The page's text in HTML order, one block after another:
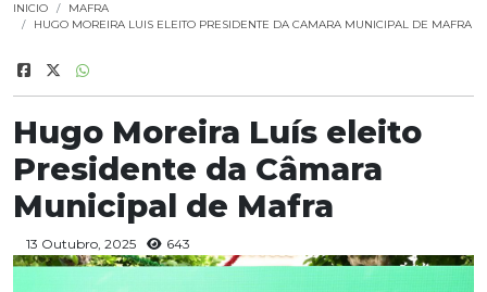
INICIO
MAFRA
HUGO MOREIRA LUIS ELEITO PRESIDENTE DA CAMARA MUNICIPAL DE MAFRA
Hugo Moreira Luís eleito
Presidente da Câmara
Municipal de Mafra
13 Outubro, 2025 643